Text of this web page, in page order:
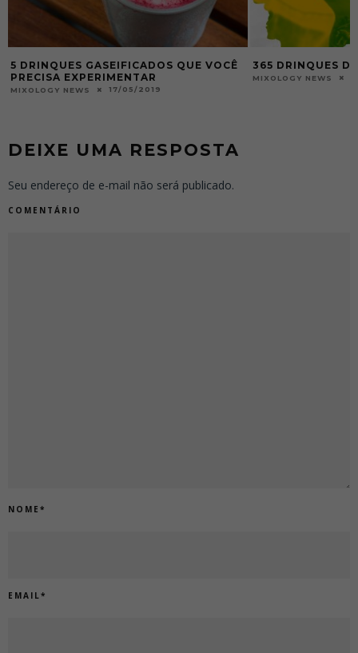
5 DRINQUES GASEIFICADOS QUE VOCÊ
PRECISA EXPERIMENTAR
MIXOLOGY NEWS 17/05/2019
365 DRINQUES
MIXOLOGY NEWS
DEIXE UMA RESPOSTA
Seu endereço de e-mail não será publicado.
COMENTÁRIO
NOME *
EMAIL*